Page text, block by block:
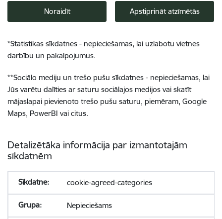
Noraidīt Apstiprināt atzīmētās
*Statistikas sīkdatnes - nepieciešamas, lai uzlabotu vietnes
darbību un pakalpojumus.
**Sociālo mediju un trešo pušu sīkdatnes - nepieciešamas, lai
Jūs varētu dalīties ar saturu sociālajos medijos vai skatīt
mājaslapai pievienoto trešo pušu saturu, piemēram, Google
Maps, PowerBI vai citus.
Detalizētāka informācija par izmantotajām
sīkdatnēm
cookie-agreed-categories
Nepieciešams